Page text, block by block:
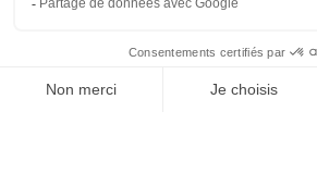
COMFORTS